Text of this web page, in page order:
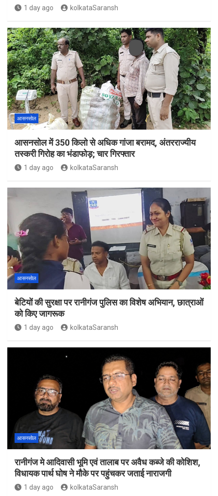
1 day ago kolkataSaransh
आसनसोल
आसनसोल में 350 किलो से अधिक गांजा बरामद, अंतरराज्यीय
तस्करी गिरोह का भंडाफोड़; चार गिरफ्तार
1 day ago kolkataSaransh
आसनसोल
बेटियों की सुरक्षा पर रानीगंज पुलिस का विशेष अभियान, छात्राओं
को किए जागरूक
1 day ago kolkataSaransh
आसनसोल
रानीगंज मे आदिवासी भूमि एवं तालाब पर अवैध कब्जे की कोशिश,
विधायक पार्थ घोष ने मौके पर पहुंचकर जताई नाराजगी
1 day ago kolkataSaransh